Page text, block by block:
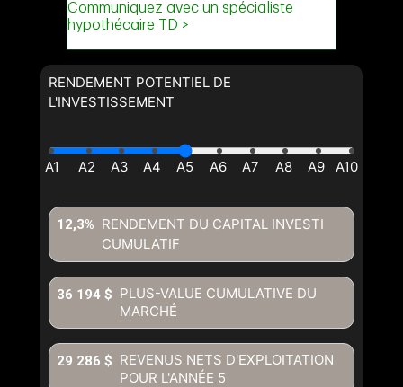
RENDEMENT POTENTIEL DE
L'INVESTISSEMENT
RENDEMENT DU CAPITAL INVESTI
CUMULATIF
12,3%
PLUS-VALUE CUMULATIVE DU
MARCHÉ
36 194 $
REVENUS NETS D'EXPLOITATION
POUR L'ANNÉE 5
29 286 $